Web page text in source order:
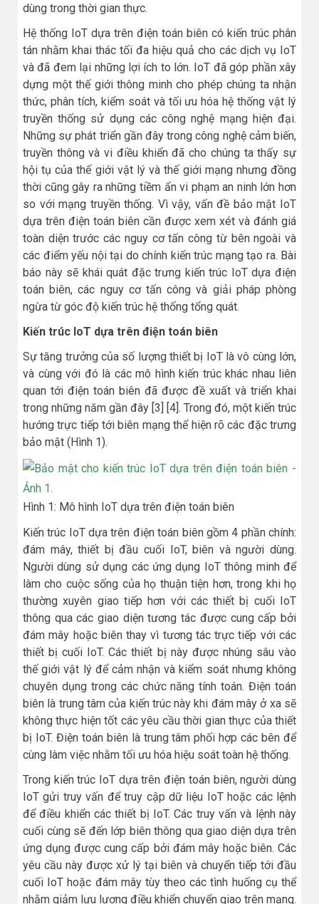
dùng trong thời gian thực.
Hệ thống IoT dựa trên điện toán biên có kiến trúc phân
tán nhằm khai thác tối đa hiệu quả cho các dịch vụ IoT
và đã đem lại những lợi ích to lớn. IoT đã góp phần xây
dựng một thế giới thông minh cho phép chúng ta nhận
thức, phân tích, kiểm soát và tối ưu hóa hệ thống vật lý
truyền thống sử dụng các công nghệ mạng hiện đại.
Những sự phát triển gần đây trong công nghệ cảm biến,
truyền thông và vi điều khiển đã cho chúng ta thấy sự
hội tụ của thế giới vật lý và thế giới mạng nhưng đồng
thời cũng gây ra những tiềm ẩn vi phạm an ninh lớn hơn
so với mạng truyền thống. Vì vậy, vấn đề bảo mật IoT
dựa trên điện toán biên cần được xem xét và đánh giá
toàn diện trước các nguy cơ tấn công từ bên ngoài và
các điểm yếu nội tại do chính kiến trúc mạng tạo ra. Bài
báo này sẽ khái quát đặc trưng kiến trúc IoT dựa điện
toán biên, các nguy cơ tấn công và giải pháp phòng
ngừa từ góc độ kiến trúc hệ thống tổng quát.
Kiến trúc IoT dựa trên điện toán biên
Sự tăng trưởng của số lượng thiết bị IoT là vô cùng lớn,
và cùng với đó là các mô hình kiến trúc khác nhau liên
quan tới điện toán biên đã được đề xuất và triển khai
trong những năm gần đây [3] [4]. Trong đó, một kiến trúc
hướng trực tiếp tới biên mạng thể hiện rõ các đặc trưng
bảo mật (Hình 1).
Hình 1: Mô hình IoT dựa trên điện toán biên
Kiến trúc IoT dựa trên điện toán biên gồm 4 phần chính:
đám mây, thiết bị đầu cuối IoT, biên và người dùng.
Người dùng sử dụng các ứng dụng IoT thông minh để
làm cho cuộc sống của họ thuận tiện hơn, trong khi họ
thường xuyên giao tiếp hơn với các thiết bị cuối IoT
thông qua các giao diện tương tác được cung cấp bởi
đám mây hoặc biên thay vì tương tác trực tiếp với các
thiết bị cuối IoT. Các thiết bị này được nhúng sâu vào
thế giới vật lý để cảm nhận và kiểm soát nhưng không
chuyên dụng trong các chức năng tính toán. Điện toán
biên là trung tâm của kiến trúc này khi đám mây ở xa sẽ
không thực hiện tốt các yêu cầu thời gian thực của thiết
bị IoT. Điện toán biên là trung tâm phối hợp các bên để
cùng làm việc nhằm tối ưu hóa hiệu soát toàn hệ thống.
Trong kiến trúc IoT dựa trên điện toán biên, người dùng
IoT gửi truy vấn để truy cập dữ liệu IoT hoặc các lệnh
để điều khiển các thiết bị IoT. Các truy vấn và lệnh này
cuối cùng sẽ đến lớp biên thông qua giao diện dựa trên
ứng dụng được cung cấp bởi đám mây hoặc biên. Các
yêu cầu này được xử lý tại biên và chuyển tiếp tới đầu
cuối IoT hoặc đám mây tùy theo các tình huống cụ thể
nhằm giảm lưu lượng điều khiển chuyển giao trên mạng.